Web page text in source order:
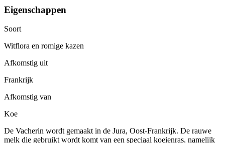
Eigenschappen
Soort
Witflora en romige kazen
Afkomstig uit
Frankrijk
Afkomstig van
Koe
De Vacherin wordt gemaakt in de Jura, Oost-Frankrijk. De rauwe
melk die gebruikt wordt komt van een speciaal koeienras, namelijk